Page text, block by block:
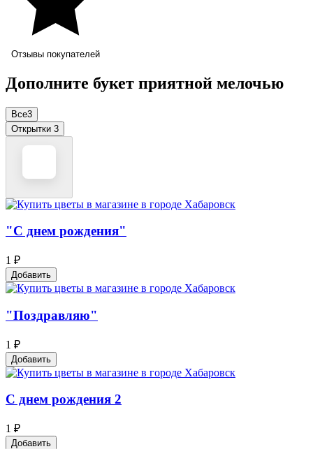
Отзывы покупателей
Дополните букет приятной мелочью
Все3
Открытки 3
"С днем рождения"
1 ₽
Добавить
"Поздравляю"
1 ₽
Добавить
С днем рождения 2
1 ₽
Добавить